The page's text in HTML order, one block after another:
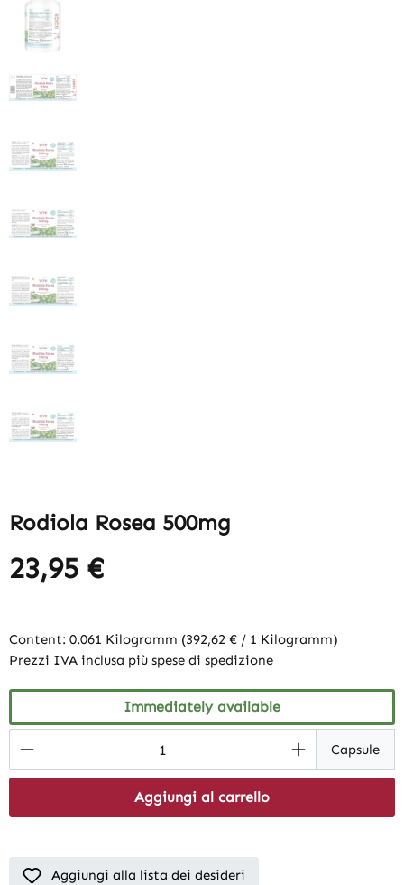
Rodiola Rosea 500mg
23,95 €
Content: 0.061 Kilogramm (392,62 € / 1 Kilogramm)
Prezzi IVA inclusa più spese di spedizione
Immediately available
Product Quantity: Enter the desiredCapsule
Aggiungi al carrello
Aggiungi alla lista dei desideri